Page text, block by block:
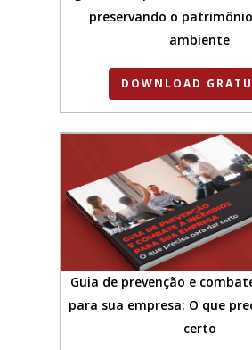
preservando o
ambiente
DOWNLOAD
Guia de prevenção e
para sua empresa: O que
certo